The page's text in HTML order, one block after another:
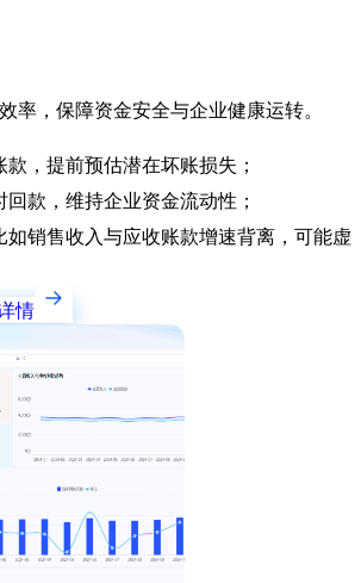
率，保障资金安全与企业健康运转。
，提前预估潜在坏账损失；
款，维持企业资金流动性；
如销售收入与应收账款增速背离，可能虚
情